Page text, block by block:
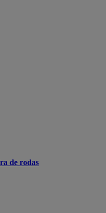
de rodas